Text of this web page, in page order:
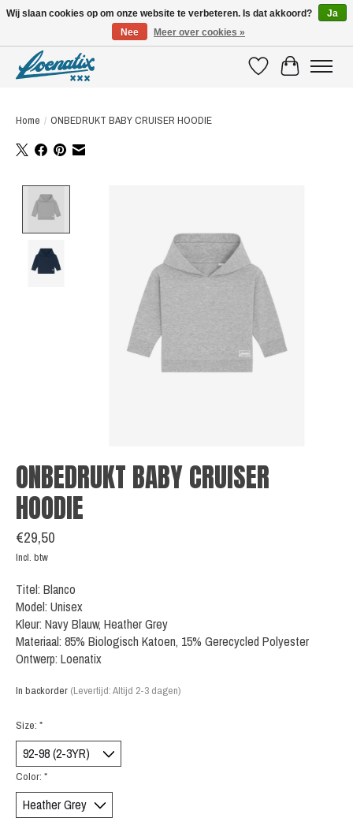
VerlanglijstWinkelwagen
Home / ONBEDRUKT BABY CRUISER HOODIE
ONBEDRUKT BABY CRUISER
HOODIE
€29,50
Incl. btw
Titel: Blanco
Model: Unisex
Kleur: Navy Blauw, Heather Grey
Materiaal: 85% Biologisch Katoen, 15% Gerecycled Polyester
Ontwerp: Loenatix
In backorder (Levertijd: Altijd 2-3 dagen)
Size: *
Color: *
Wij slaan cookies op om onze website te verbeteren. Is dat akkoord?
Ja
Nee
Meer over cookies »